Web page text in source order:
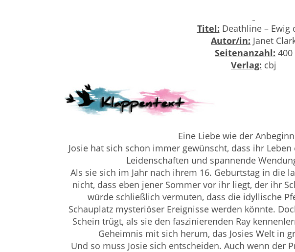
Titel: Deathline – Ewig
Autor/in: Janet
Seitenanzahl: 400
Verlag: cbj
Eine Liebe wie der
Josie hat sich schon immer gewünscht, dass ihr
Leidenschaften und spannende
Als sie sich im Jahr nach ihrem 16. Geburtstag in die
nicht, dass eben jener Sommer vor ihr liegt, der ihr
würde schließlich vermuten, dass die idyllische
Schauplatz mysteriöser Ereignisse werden könnte.
Schein trügt, als sie den faszinierenden Ray
Geheimnis mit sich herum, das Josies Welt in
Und so muss Josie sich entscheiden. Auch wenn der